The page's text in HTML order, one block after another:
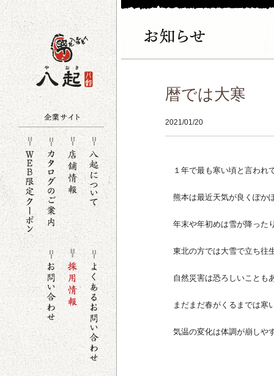
暦では大寒
2021/01/20
１年で最も寒い頃と言われ
熊本は最近天気が良くぽか
年末や年初めは雪が降った
東北の方では大雪で立ち往
自然災害は恐ろしいことも
まだまだ春がくるまでは寒
気温の変化は体調が崩しや